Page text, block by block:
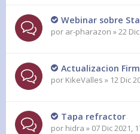
Webinar sobre
por ar-pharazon » 22
Actualizacion
por KikeValles » 12 Dic
Tapa refractor
por hidra » 07 Dic 2021,